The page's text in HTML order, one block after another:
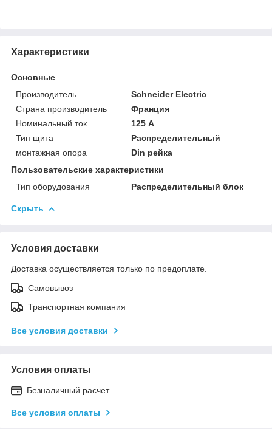
Характеристики
Основные
Производитель
Schneider Electric
Страна производитель
Франция
Номинальный ток
125 А
Тип щита
Распределительный
монтажная опора
Din рейка
Пользовательские характеристики
Тип оборудования
Распределительный блок
Скрыть
Условия доставки
Доставка осуществляется только по предоплате.
Самовывоз
Транспортная компания
Все условия доставки
Условия оплаты
Безналичный расчет
Все условия оплаты